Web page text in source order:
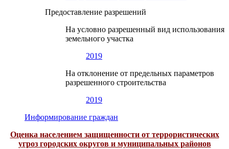
Предоставление разрешений
На условно разрешенный вид использования
земельного участка
2019
На отклонение от предельных параметров
разрешенного строительства
2019
Информирование граждан
Оценка населением защищенности от террористических
угроз городских округов и муниципальных районов